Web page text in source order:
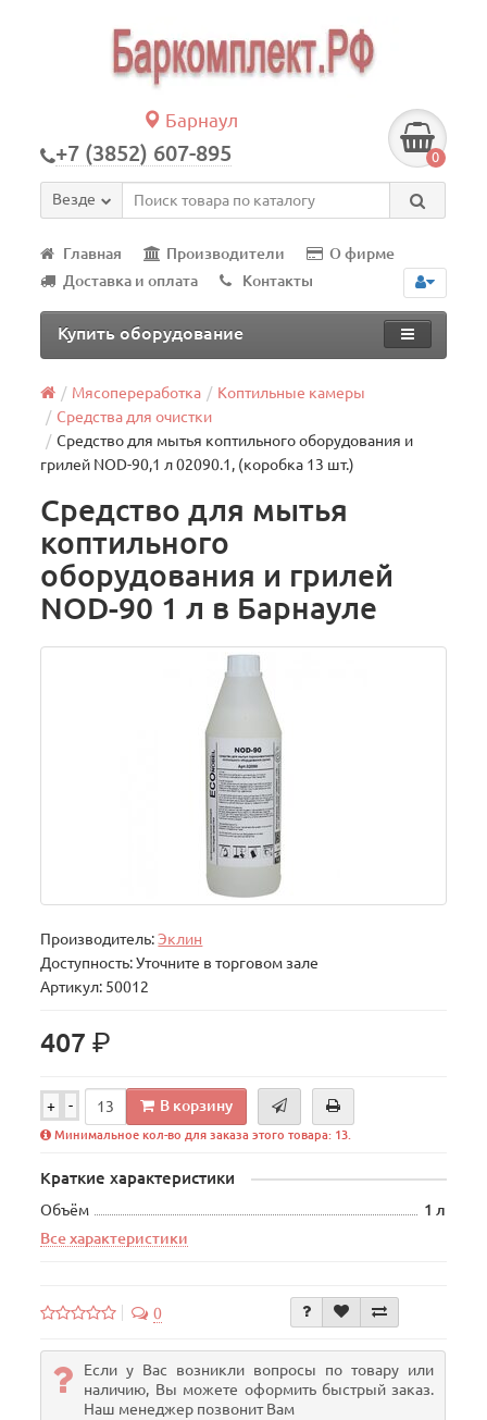
Барнаул
+7 (3852) 607-895 0
Везде
Главная Производители
О фирме
Доставка и оплата
Контакты
Купить оборудование
Мясопереработка
Коптильные камеры
Средства для очистки
Средство для мытья коптильного оборудования и
грилей NOD-90,1 л 02090.1, (коробка 13 шт.)
Средство для мытья
коптильного
оборудования и грилей
NOD-90 1 л в Барнауле
Производитель:Эклин
Доступность: Уточните в торговом зале
Артикул: 50012
407р.
+ - В корзину
Минимальное кол-во для заказа этого товара: 13.
Краткие характеристики
Объём
1 л
Все характеристики
0
Если у Вас возникли вопросы по товару или
наличию, Вы можете оформить быстрый заказ.
Наш менеджер позвонит Вам